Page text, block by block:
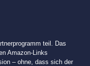
teil. Das
Amazon-Links
– ohne, dass sich der